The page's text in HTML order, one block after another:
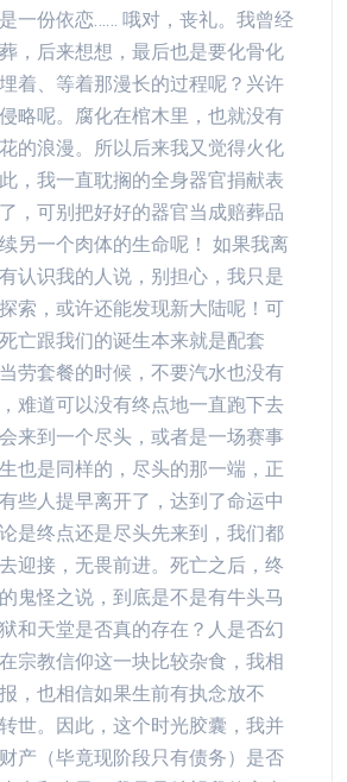
一份依恋…… 哦对，丧礼。我曾经
，后来想想，最后也是要化骨化
着、等着那漫长的过程呢？兴许
略呢。腐化在棺木里，也就没有
的浪漫。所以后来我又觉得火化
，我一直耽搁的全身器官捐献表
，可别把好好的器官当成赔葬品
另一个肉体的生命呢！ 如果我离
认识我的人说，别担心，我只是
索，或许还能发现新大陆呢！可
亡跟我们的诞生本来就是配套
劳套餐的时候，不要汽水也没有
难道可以没有终点地一直跑下去
来到一个尽头，或者是一场赛事
也是同样的，尽头的那一端，正
些人提早离开了，达到了命运中
是终点还是尽头先来到，我们都
迎接，无畏前进。死亡之后，终
鬼怪之说，到底是不是有牛头马
和天堂是否真的存在？人是否幻
宗教信仰这一块比较杂食，我相
，也相信如果生前有执念放不
世。因此，这个时光胶囊，我并
产（毕竟现阶段只有债务）是否